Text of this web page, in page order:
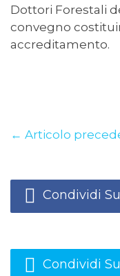
Dottori Forestali
convegno
accreditamento.
← Articolo
Condividi
Condividi